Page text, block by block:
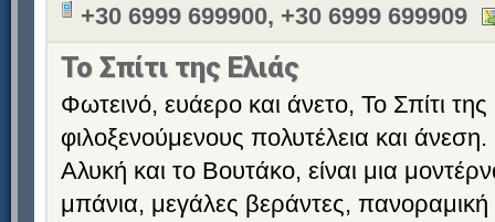
+30 6999 699900, +30 6999 699909
Το Σπίτι της Ελιάς
Φωτεινό, ευάερο και άνετο, Το Σπίτι
φιλοξενούμενους πολυτέλεια και
Αλυκή και το Βουτάκο, είναι μια
μπάνια, μεγάλες βεράντες,